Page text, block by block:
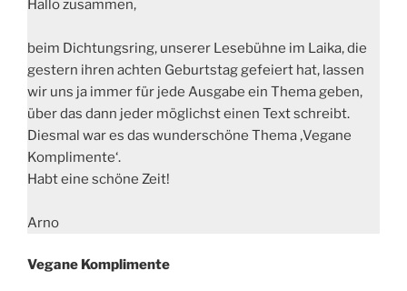
Hallo zusammen,
beim Dichtungsring, unserer Lesebühne im Laika, die
gestern ihren achten Geburtstag gefeiert hat, lassen
wir uns ja immer für jede Ausgabe ein Thema geben,
über das dann jeder möglichst einen Text schreibt.
Diesmal war es das wunderschöne Thema ‚Vegane
Komplimente‘.
Habt eine schöne Zeit!
Arno
Vegane Komplimente